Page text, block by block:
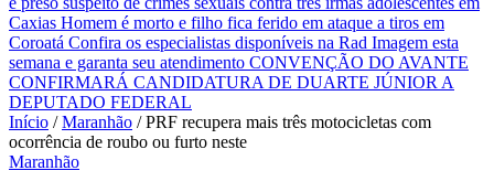
Caxias Homem é morto e filho fica ferido em ataque a tiros em
Coroatá Confira os especialistas disponíveis na Rad Imagem esta
semana e garanta seu atendimento CONVENÇÃO DO AVANTE
CONFIRMARÁ CANDIDATURA DE DUARTE JÚNIOR A
DEPUTADO FEDERAL
Início / Maranhão / PRF recupera mais três motocicletas com
ocorrência de roubo ou furto neste
Maranhão